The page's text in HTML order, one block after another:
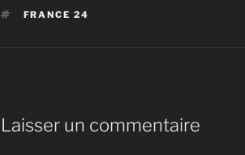
ÉTIQUETTES
FRANCE 24
Laisser un commentaire